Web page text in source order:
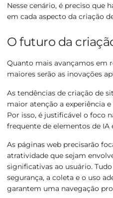
Nesse cenário, é preciso que
em cada aspecto da criação
O futuro da
Quanto mais avançamos em
maiores serão as inovações
As tendências de criação de
maior atenção a experiência
Por isso, é justificável o foco
frequente de elementos de IA
As páginas web precisarão
atratividade que sejam
significativas ao usuário.
segurança, a coleta e o uso
garantem uma navegação